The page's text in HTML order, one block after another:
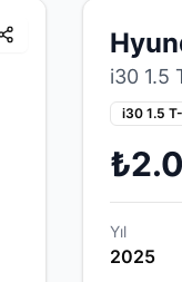
i30 1.5
i30 1.5
Yıl
2025